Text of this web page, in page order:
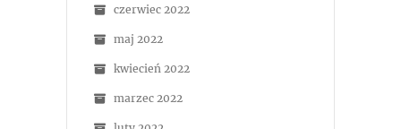
czerwiec 2022
maj 2022
kwiecień 2022
marzec 2022